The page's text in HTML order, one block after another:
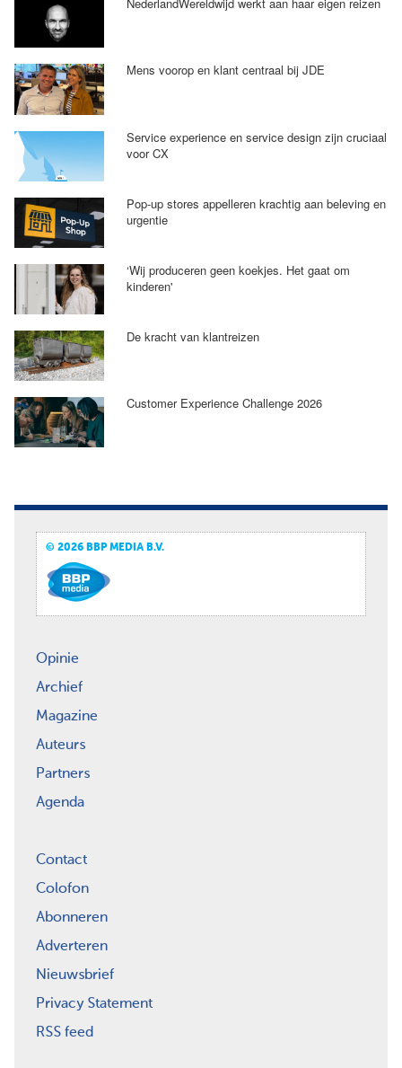
NederlandWereldwijd werkt aan haar eigen reizen
Mens voorop en klant centraal bij JDE
Service experience en service design zijn cruciaal
voor CX
Pop-up stores appelleren krachtig aan beleving en
urgentie
‘Wij produceren geen koekjes. Het gaat om
kinderen'
De kracht van klantreizen
Customer Experience Challenge 2026
© 2026 BBP MEDIA B.V.
Opinie
Archief
Magazine
Auteurs
Partners
Agenda
Contact
Colofon
Abonneren
Adverteren
Nieuwsbrief
Privacy Statement
RSS feed